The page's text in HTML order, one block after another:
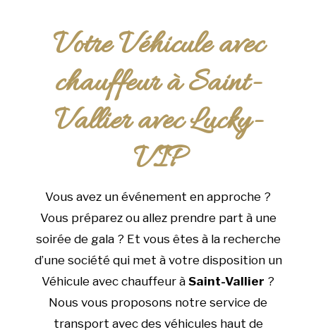
Votre Véhicule avec
chauffeur à Saint-
Vallier avec Lucky-
VIP
Vous avez un événement en approche ?
Vous préparez ou allez prendre part à une
soirée de gala ? Et vous êtes à la recherche
d’une société qui met à votre disposition un
Véhicule avec chauffeur à Saint-Vallier ?
Nous vous proposons notre service de
transport avec des véhicules haut de